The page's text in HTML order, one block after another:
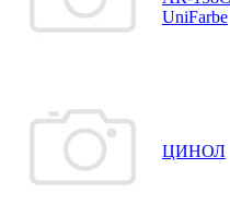
UniFarbe
ЦИНОЛ